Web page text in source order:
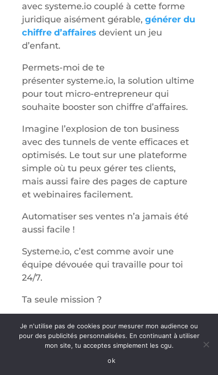
avec systeme.iocouplé à cette forme
juridique aisément gérable, générer du
chiffre d’affaires devient un jeu
d’enfant.
Permets-moi de te
présenter systeme.io, la solution ultime
pour tout micro-entrepreneur qui
souhaite booster son chiffre d’affaires.
Imagine l’explosion de ton business
avec des tunnels de vente efficaces et
optimisés. Le tout sur une plateforme
simple où tu peux gérer tes clients,
mais aussi faire des pages de capture
et webinaires facilement.
Automatiser ses ventes n’a jamais été
aussi facile !
Systeme.io, c’est comme avoir une
équipe dévouée qui travaille pour toi
24/7.
Ta seule mission ?
Focalise-toi sur ce que tu sais faire :
créer ton offre et servir tes clients.
C’est l’outil parfait pour
Je n'utilise pas de cookies pour mesurer mon audience ou
pour des publicités personnalisées. En continuant à utiliser
mon site, tu acceptes simplement les cgu.
ok